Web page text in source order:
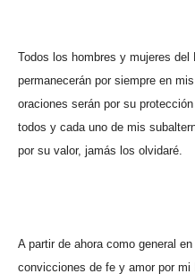
Todos los hombres y mujeres
permanecerán por siempre en
oraciones serán por su
todos y cada uno de mis
por su valor, jamás los olvidaré.
A partir de ahora como general
convicciones de fe y amor por